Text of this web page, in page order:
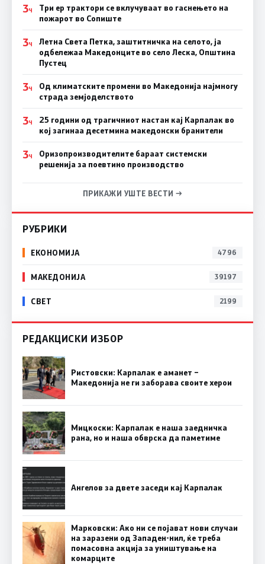
3Ч
Три ер трактори се вклучуваат во гаснењето на
пожарот во Сопиште
3Ч
Летна Света Петка, заштитничка на селото, ја
одбележаа Македонците во село Леска, Општина
Пустец
3Ч
Од климатските промени во Македонија најмногу
страда земјоделството
3Ч
25 години од трагичниот настан кај Карпалак во
кој загинаа десетмина македонски бранители
3Ч
Оризопроизводителите бараат системски
решенија за поевтино производство
ПРИКАЖИ УШТЕ ВЕСТИ →
РУБРИКИ
ЕКОНОМИЈА 4796
МАКЕДОНИЈА 39197
СВЕТ 2199
РЕДАКЦИСКИ ИЗБОР
Ристовски: Карпалак е аманет –
Македонија не ги заборава своите херои
Мицкоски: Карпалак е наша заедничка
рана, но и наша обврска да паметиме
Ангелов за двете заседи кај Карпалак
Марковски: Ако ни се појават нови случаи
на заразени од Западен-нил, ќе треба
помасовна акција за уништување на
комарците